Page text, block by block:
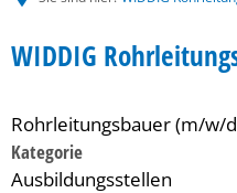
WIDDIG
Rohrleitungsbauer (m/w/
Kategorie
Ausbildungsstellen